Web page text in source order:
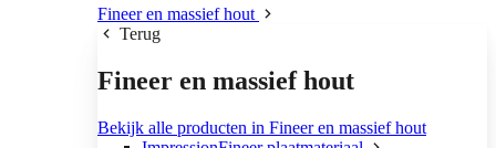
Fineer en massief hout
Terug
Fineer en massief hout
Bekijk alle producten in Fineer en massief hout